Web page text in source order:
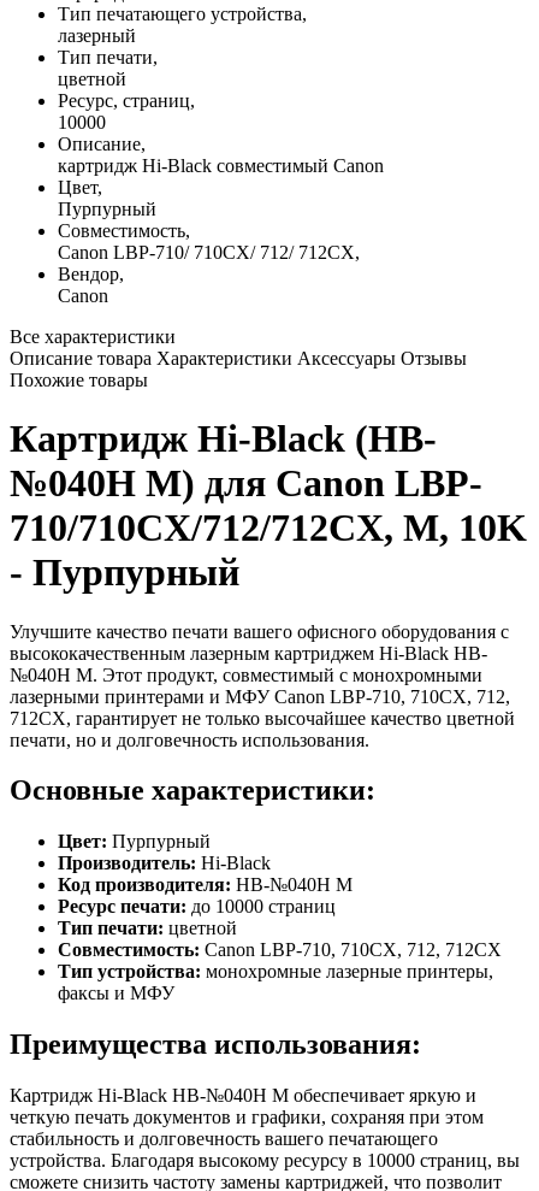
Тип печатающего устройства,
лазерный
Тип печати,
цветной
Ресурс, страниц,
10000
Описание,
картридж Hi-Black совместимый Canon
Цвет,
Пурпурный
Совместимость,
Canon LBP-710/ 710CX/ 712/ 712CX,
Вендор,
Canon
Все характеристики
Описание товара Характеристики Аксессуары Отзывы
Похожие товары
Картридж Hi-Black (HB-
№040H M) для Canon LBP-
710/710CX/712/712CX, M, 10K
- Пурпурный
Улучшите качество печати вашего офисного оборудования с
высококачественным лазерным картриджем Hi-Black HB-
№040H M. Этот продукт, совместимый с монохромными
лазерными принтерами и МФУ Canon LBP-710, 710CX, 712,
712CX, гарантирует не только высочайшее качество цветной
печати, но и долговечность использования.
Основные характеристики:
Цвет: Пурпурный
Производитель: Hi-Black
Код производителя: HB-№040H M
Ресурс печати: до 10000 страниц
Тип печати: цветной
Совместимость: Canon LBP-710, 710CX, 712, 712CX
Тип устройства: монохромные лазерные принтеры,
факсы и МФУ
Преимущества использования:
Картридж Hi-Black HB-№040H M обеспечивает яркую и
четкую печать документов и графики, сохраняя при этом
стабильность и долговечность вашего печатающего
устройства. Благодаря высокому ресурсу в 10000 страниц, вы
сможете снизить частоту замены картриджей, что позволит